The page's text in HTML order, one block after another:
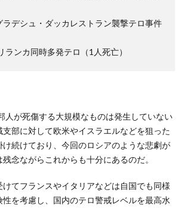
デシュ・ダッカレストラン襲撃テロ事件
ンカ同時多発テロ（1人死亡）
人が死傷する大規模なものは発生していない
部に対して欧米やイスラエルなどを狙った
続けており、今回のロシアのような悲劇が
念ながらこれからも十分にあるのだ。
てフランスやイタリアなどは自国でも同様
を考慮し、国内のテロ警戒レベルを最高水